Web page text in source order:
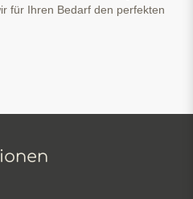
für Ihren Bedarf den perfekten